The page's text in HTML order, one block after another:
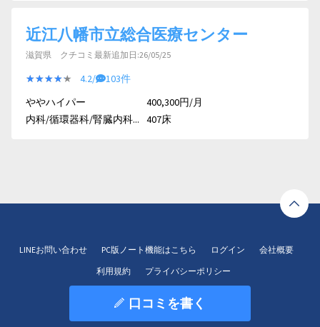
口コミを書く
近江八幡市立総合医療センター
滋賀県 クチコミ最新追加日:26/05/25
★★★★★
★★★★★ 4.2/
103件
ややハイパー
内科/循環器科/腎臓内科...
400,300円/月
407床
LINEお問い合わせ PC版ノート機能はこちら ログイン
会社概要
利用規約
プライバシーポリシー
© 2020 HOKUTO Inc. All right reserved.